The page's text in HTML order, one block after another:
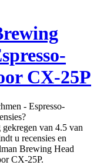
CX-25P
- Espresso-
van 4.5 van
u recensies en
Brewing Head
CX-25P.